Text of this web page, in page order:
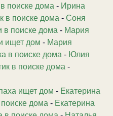
поиске дома - Ирина
в поиске дома - Соня
в поиске дома - Мария
ищет дом - Мария
в поиске дома - Юлия
в поиске дома -
ищет дом - Екатерина
поиске дома - Екатерина